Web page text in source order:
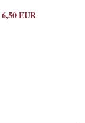
6,50 EUR